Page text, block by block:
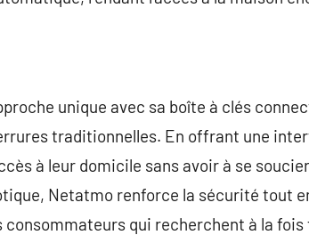
unique avec sa boîte à clés
traditionnelles. En offrant une
à leur domicile sans avoir à se
Netatmo renforce la sécurité tout
consommateurs qui recherchent à la